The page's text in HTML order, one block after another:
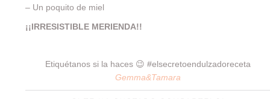
– Un poquito de miel
¡¡IRRESISTIBLE MERIENDA!!
Etiquétanos si la haces 😉 #elsecretoendulzadoreceta
Gemma&Tamara